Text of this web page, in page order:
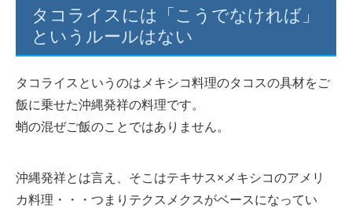
タコライスには「こうでなければ」
というルールはない
タコライスというのはメキシコ料理のタコスの具材をご
飯に乗せた沖縄発祥の料理です。
蛸の混ぜご飯のことではありません。
沖縄発祥とは言え、そこはテキサス×メキシコのアメリ
カ料理・・・つまりテクスメクスがベースになってい